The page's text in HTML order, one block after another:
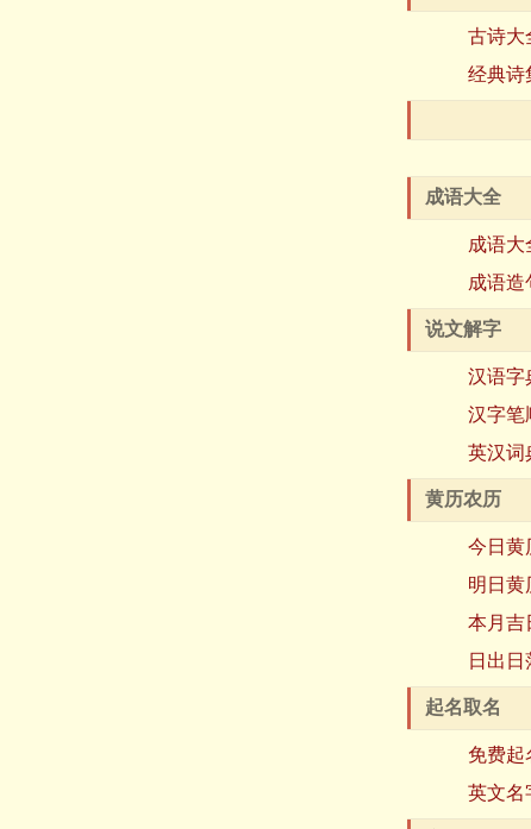
古诗大
经典诗
成语大全
成语大
成语造
说文解字
汉语字
汉字笔
英汉词
黄历农历
今日黄
明日黄
本月吉
日出日
起名取名
免费起
英文名